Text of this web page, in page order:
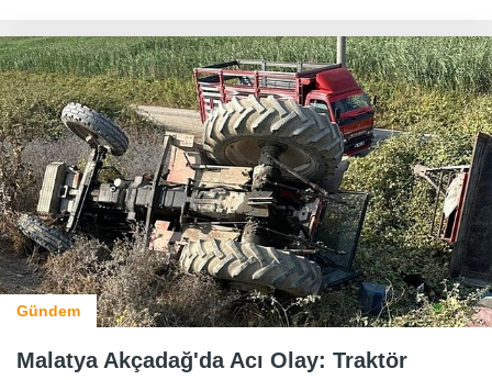
Gündem
Malatya Akçadağ'da Acı Olay: Traktör